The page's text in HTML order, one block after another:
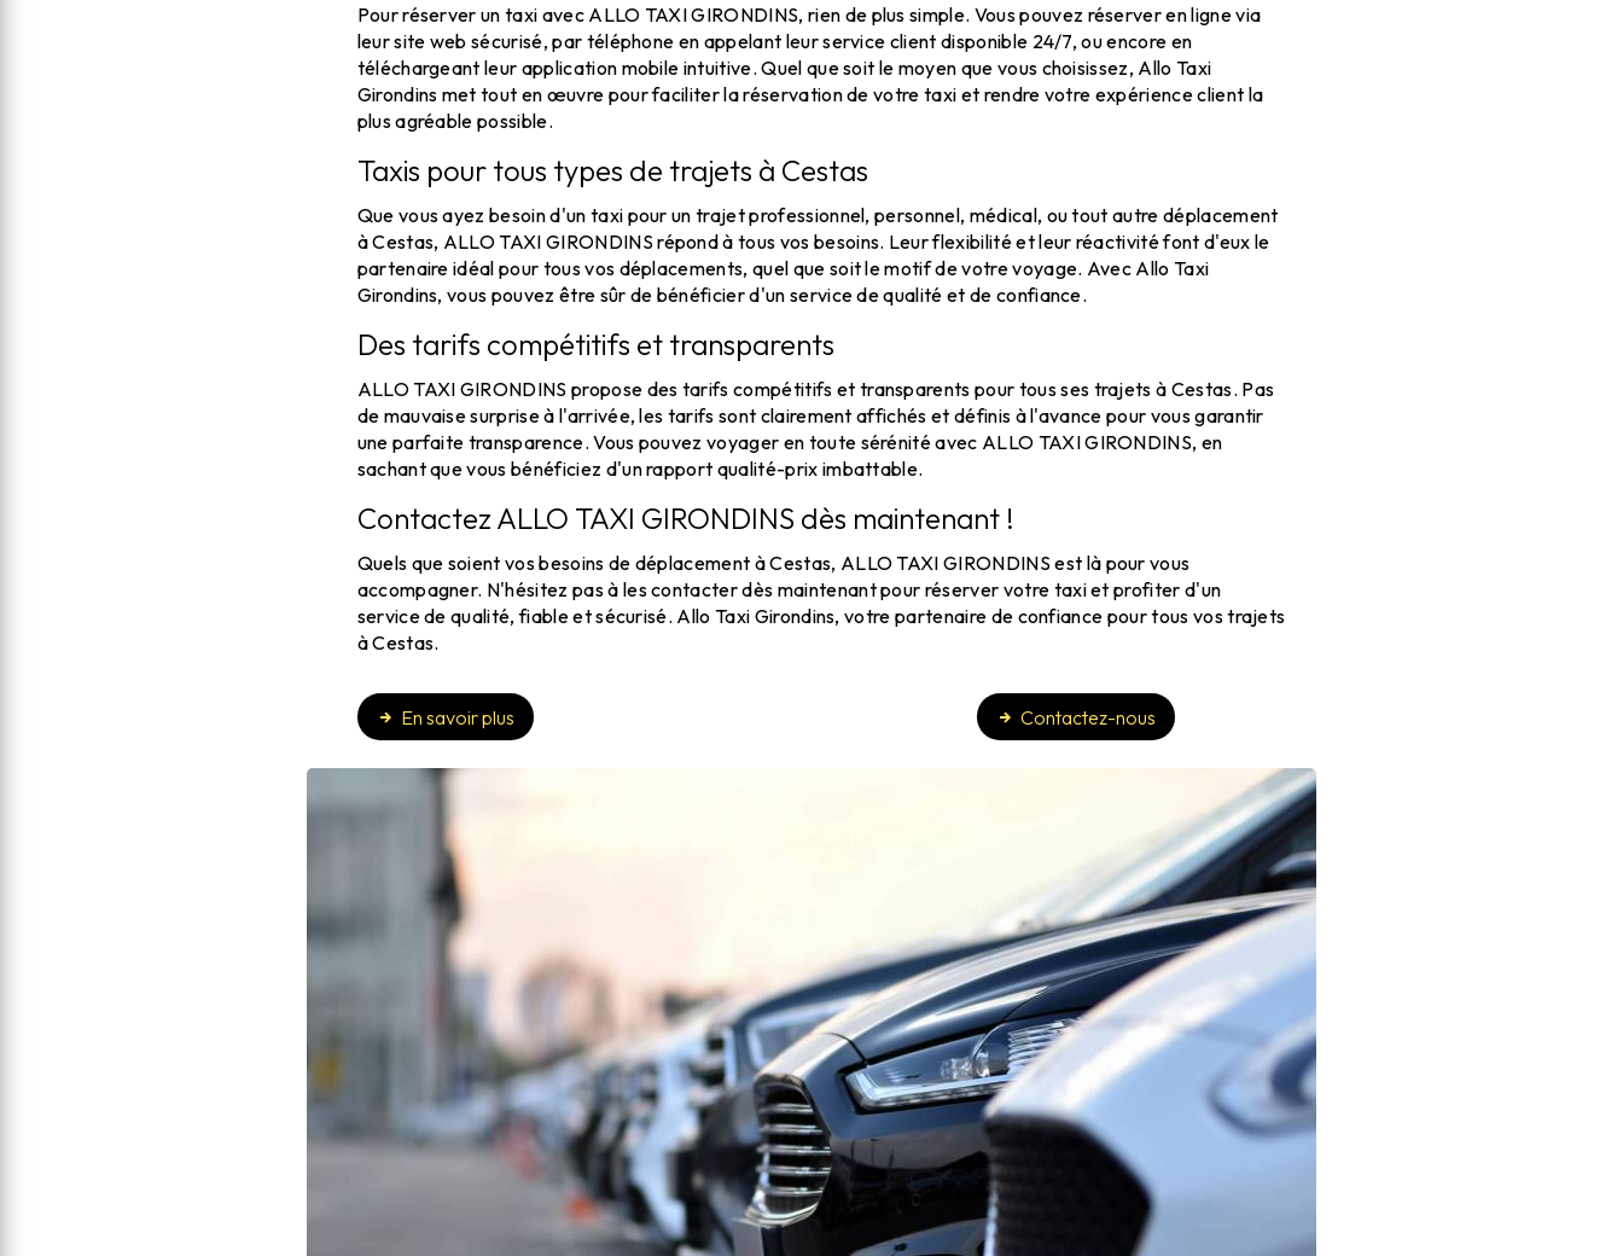
Pour réserver un taxi avec ALLO TAXI GIRONDINS, rien de plus simple. Vous pouvez réserver en ligne via
leur site web sécurisé, par téléphone en appelant leur service client disponible 24/7, ou encore en
téléchargeant leur application mobile intuitive. Quel que soit le moyen que vous choisissez, Allo Taxi
Girondins met tout en œuvre pour faciliter la réservation de votre taxi et rendre votre expérience client la
plus agréable possible.
Taxis pour tous types de trajets à Cestas
Que vous ayez besoin d'un taxi pour un trajet professionnel, personnel, médical, ou tout autre déplacement
à Cestas, ALLO TAXI GIRONDINS répond à tous vos besoins. Leur flexibilité et leur réactivité font d'eux le
partenaire idéal pour tous vos déplacements, quel que soit le motif de votre voyage. Avec Allo Taxi
Girondins, vous pouvez être sûr de bénéficier d'un service de qualité et de confiance.
Des tarifs compétitifs et transparents
ALLO TAXI GIRONDINS propose des tarifs compétitifs et transparents pour tous ses trajets à Cestas. Pas
de mauvaise surprise à l'arrivée, les tarifs sont clairement affichés et définis à l'avance pour vous garantir
une parfaite transparence. Vous pouvez voyager en toute sérénité avec ALLO TAXI GIRONDINS, en
sachant que vous bénéficiez d'un rapport qualité-prix imbattable.
Contactez ALLO TAXI GIRONDINS dès maintenant !
Quels que soient vos besoins de déplacement à Cestas, ALLO TAXI GIRONDINS est là pour vous
accompagner. N'hésitez pas à les contacter dès maintenant pour réserver votre taxi et profiter d'un
service de qualité, fiable et sécurisé. Allo Taxi Girondins, votre partenaire de confiance pour tous vos trajets
à Cestas.
En savoir plus Contactez-nous